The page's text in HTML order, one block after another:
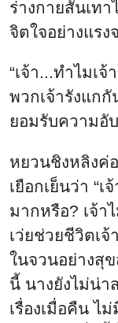
ร่างกายสั่นเท
จิตใจอย่างแรง
“เจ้า...ทำไมเ
พวกเจ้ารังแก
ยอมรับความอั
หยวนชิงหลิงค่
เยือกเย็นว่า “
มากหรือ? เจ้า
เว่ยช่วยชีวิตเจ้
ในจวนอย่างสุ
นี้ นางยังไม่น่า
เรื่องเมื่อคืน ไ